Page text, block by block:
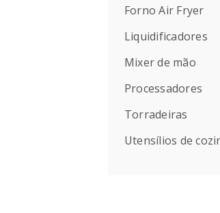
Forno Air Fryer
Liquidificadores
Mixer de mão
Processadores
Torradeiras
Utensílios de